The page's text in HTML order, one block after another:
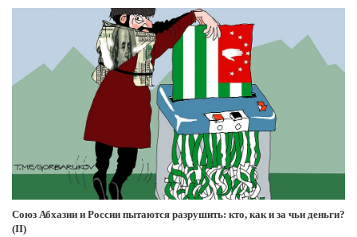
Союз Абхазии и России пытаются разрушить: кто, как и за чьи деньги?
(II)